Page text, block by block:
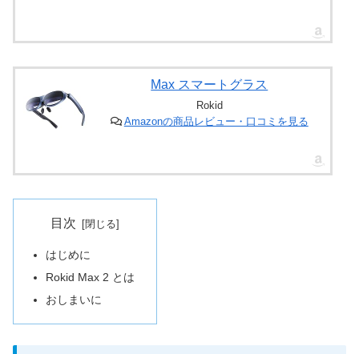
Max スマートグラス
Rokid
Amazonの商品レビュー・口コミを見る
目次
はじめに
Rokid Max 2 とは
おしまいに